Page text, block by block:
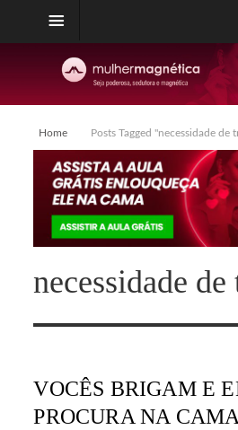
Home Posts Tagged "necessidade de
necessidade de
VOCÊS BRIGAM E
PROCURA NA